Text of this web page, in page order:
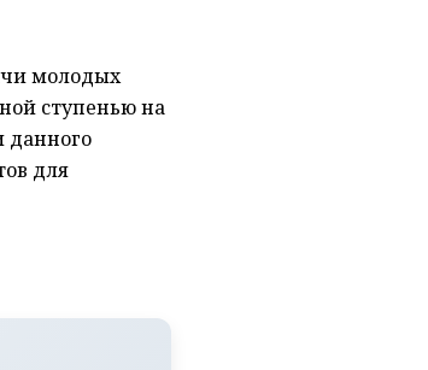
молодых
ступенью на
данного
для